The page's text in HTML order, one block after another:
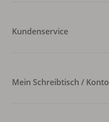
Kundenservice
Mein Schreibtisch / Konto